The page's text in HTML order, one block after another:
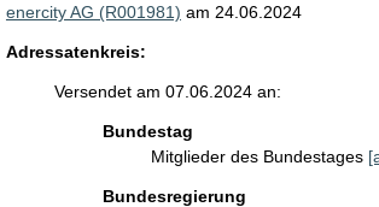
enercity AG (R001981) am 24.06.2024
Adressatenkreis:
Versendet am 07.06.2024 an:
Bundestag
Mitglieder des Bundestages
Bundesregierung